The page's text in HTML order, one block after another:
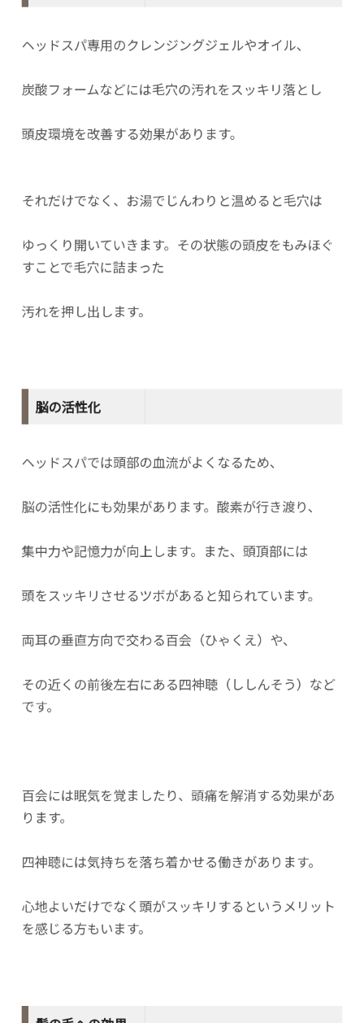
ヘッドスパ専用のクレンジングジェルやオイル、
炭酸フォームなどには毛穴の汚れをスッキリ落とし
頭皮環境を改善する効果があります。
それだけでなく、お湯でじんわりと温めると毛穴は
ゆっくり開いていきます。その状態の頭皮をもみほぐ
すことで毛穴に詰まった
汚れを押し出します。
脳の活性化
ヘッドスパでは頭部の血流がよくなるため、
脳の活性化にも効果があります。酸素が行き渡り、
集中力や記憶力が向上します。また、頭頂部には
頭をスッキリさせるツボがあると知られています。
両耳の垂直方向で交わる百会（ひゃくえ）や、
その近くの前後左右にある四神聴（ししんそう）など
です。
百会には眠気を覚ましたり、頭痛を解消する効果があ
ります。
四神聴には気持ちを落ち着かせる働きがあります。
心地よいだけでなく頭がスッキリするというメリット
を感じる方もいます。